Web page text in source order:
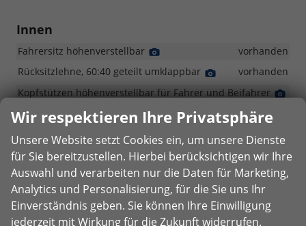
Innen
Fahrersitz höhenverstellbar
vorhanden
Rücksitzlehne, 60:40 geteilt umklappbar
Detailvorhanden
Kopfstützen höhenverstellbar für Fahrer und Beifahrer
Kopfstützen höhenverstellbar für hintere Sitzplätze
Detail
Foto
vorhanden
Innenspiegel manuell abblendbar
Detail
Foto
vorhanden
Bordcomputer mit 4,2-Zoll-Display
Detail
Foto
Detail
Foto
Detail
Foto
vorhanden
Klimaanlage
Detail
Foto
vorhanden
Fensterheber elektrisch für vordere Fenster
DetailDetail
Wir respektieren Ihre Privatsphäre
Unsere Website setzt Cookies ein, um unsere Dienste
für Sie bereitzustellen. Hierbei berücksichtigen wir Ihre
Auswahl und verarbeiten nur die Daten für Marketing,
Analytics und Personalisierung, für die Sie uns Ihr
Einverständnis geben. Sie können Ihre Einwilligung
jederzeit mit Wirkung für die Zukunft widerrufen.